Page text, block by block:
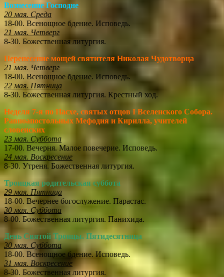
Вознесение Господне
20 мая. Среда
18-00. Всенощное бдение. Исповедь.
21 мая. Четверг
8-30. Божественная литургия.
Перенесение мощей святителя Николая Чудотворца
21 мая. Четверг
18-00. Всенощное бдение. Исповедь.
22 мая. Пятница
8-30. Божественная литургия. Крестный ход.
Неделя 7-я по Пасхе, святых отцов I Вселенского Собора.
Равноапостольных Мефодия и Кирилла, учителей
словенских
23 мая. Суббота
17-00. Вечерня. Малое повечерие. Исповедь.
24 мая. Воскресение
8-30. Утреня. Божественная литургия.
Троицкая родительская суббота
29 мая. Пятница
18-00. Вечернее богослужение. Парастас.
30 мая. Суббота
8-00. Божественная литургия. Панихида.
День Святой Троицы. Пятидесятница
30 мая. Суббота
18-00. Всенощное бдение. Исповедь.
31 мая. Воскресение
8-30. Божественная литургия.